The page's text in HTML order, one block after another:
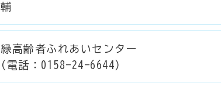
輔
緑高齢者ふれあいセンター
(電話：0158-24-6644)